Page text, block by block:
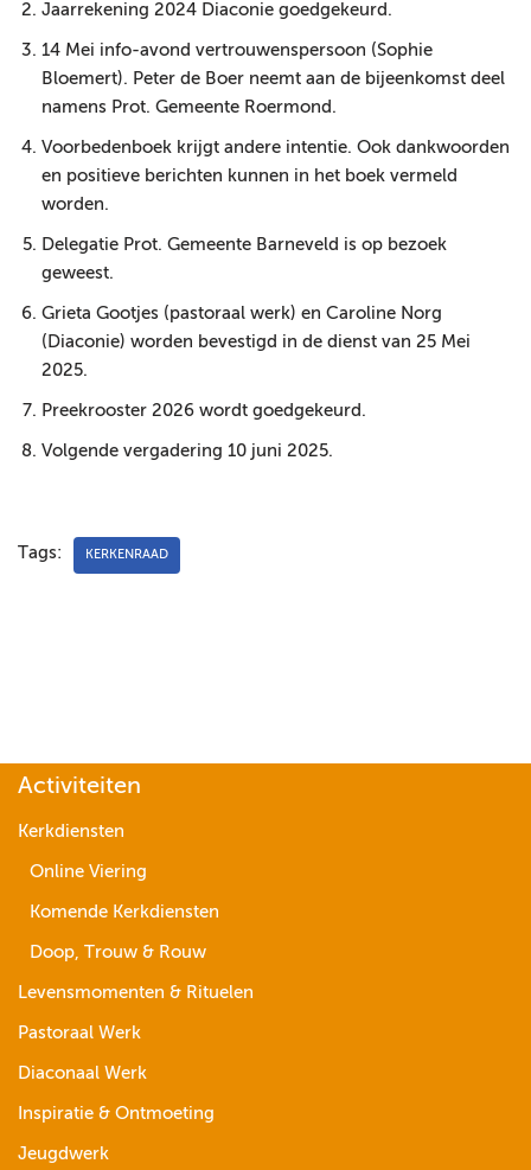
Jaarrekening 2024 Diaconie goedgekeurd.
14 Mei info-avond vertrouwenspersoon (Sophie
Bloemert). Peter de Boer neemt aan de bijeenkomst deel
namens Prot. Gemeente Roermond.
Voorbedenboek krijgt andere intentie. Ook dankwoorden
en positieve berichten kunnen in het boek vermeld
worden.
Delegatie Prot. Gemeente Barneveld is op bezoek
geweest.
Grieta Gootjes (pastoraal werk) en Caroline Norg
(Diaconie) worden bevestigd in de dienst van 25 Mei
2025.
Preekrooster 2026 wordt goedgekeurd.
Volgende vergadering 10 juni 2025.
Tags: KERKENRAAD
Activiteiten
Kerkdiensten
Online Viering
Komende Kerkdiensten
Doop, Trouw & Rouw
Levensmomenten & Rituelen
Pastoraal Werk
Diaconaal Werk
Inspiratie & Ontmoeting
Jeugdwerk